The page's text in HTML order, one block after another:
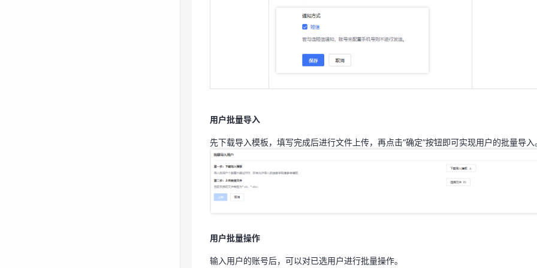
先下载导入模板，填写完成后进行文件上传，再点击“确定”按钮即可实现用户的批量导
用户批量操作
输入用户的账号后，可以对已选用户进行批量操作。
用户批量导入
先下载导入模板，填写完成后进行文件上传，再点击“确定”按钮即可实现用户的批量导入
用户批量操作
输入用户的账号后，可以对已选用户进行批量操作。